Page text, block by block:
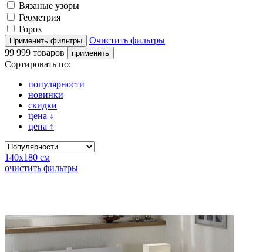
Вязаные узоры
Геометрия
Горох
Очистить фильтры
99 999 товаров
Сортировать по:
популярности
новинки
скидки
цена ↓
цена ↑
140х180 см
очистить фильтры